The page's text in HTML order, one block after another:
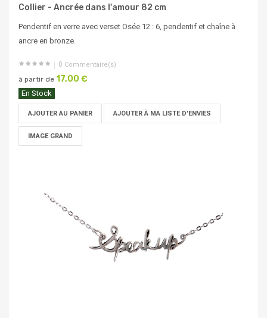
Collier - Ancrée dans l'amour 82 cm
Pendentif en verre avec verset Osée 12 : 6, pendentif et chaîne à
ancre en bronze.
0 Commentaire(s)
à partir de 17,00 €
En Stock
AJOUTER AU PANIER AJOUTER À MA LISTE D'ENVIES
IMAGE GRAND